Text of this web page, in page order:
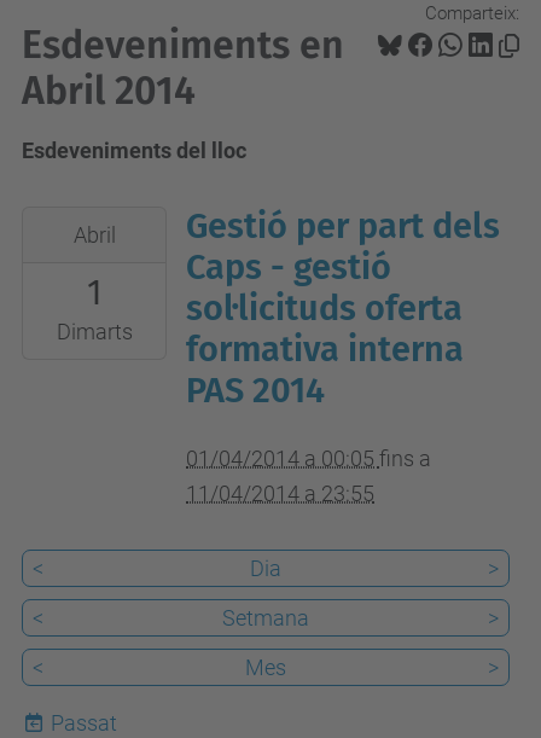
Comparteix:
Esdeveniments en
Abril 2014
Esdeveniments del lloc
01T00:05:00+02:00
2014-
11T23:55:00+02:00
Abril
1
Dimarts
Gestió per part dels
Caps - gestió
sol·licituds oferta
formativa interna
PAS 2014
01/04/2014 a 00:05 fins a
11/04/2014 a 23:55
< Dia
>
<
Setmana
>
<
Mes >
Passat